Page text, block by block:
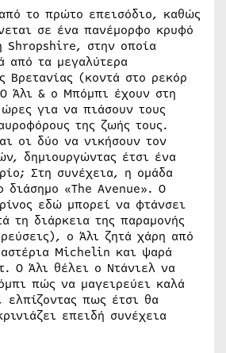
το πρώτο επεισόδιο, καθώς
σε ένα πανέμορφο κρυφό
Shropshire, στην οποία
από τα μεγαλύτερα
Βρετανίας (κοντά στο ρεκόρ
& ο Μπόμπι έχουν στη
για να πιάσουν τους
της ζωής τους.
οι δύο να νικήσουν τον
δημιουργώντας έτσι ένα
Στη συνέχεια, η ομάδα
διάσημο «The Avenue». Ο
εδώ μπορεί να φτάνσει
τη διάρκεια της παραμονής
ο Άλι ζητά χάρη από
Michelin και ψαρά
Ο Άλι θέλει ο Ντάνιελ να
πώς να μαγειρεύει καλά
ελπίζοντας πως έτσι θα
επειδή συνέχεια